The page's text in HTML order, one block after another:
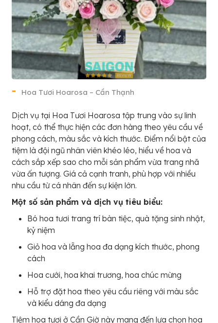
Hoa Tươi Hoarosa – Cần Thạnh
Dịch vụ tại Hoa Tươi Hoarosa tập trung vào sự linh
hoạt, có thể thực hiện các đơn hàng theo yêu cầu về
phong cách, màu sắc và kích thước. Điểm nổi bật của
tiệm là đội ngũ nhân viên khéo léo, hiểu về hoa và
cách sắp xếp sao cho mỗi sản phẩm vừa trang nhã
vừa ấn tượng. Giá cả cạnh tranh, phù hợp với nhiều
nhu cầu từ cá nhân đến sự kiện lớn.
Một số sản phẩm và dịch vụ tiêu biểu:
Bó hoa tươi trang trí bàn tiệc, quà tặng sinh nhật,
kỷ niệm
Giỏ hoa và lẵng hoa đa dạng kích thước, phong
cách
Hoa cưới, hoa khai trương, hoa chúc mừng
Hỗ trợ đặt hoa theo yêu cầu riêng với màu sắc
và kiểu dáng đa dạng
Tiệm hoa tươi ở Cần Giờ này mang đến lựa chọn hoa